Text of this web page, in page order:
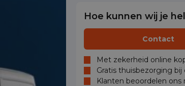
Hoe kunnen wij je
Contact
Met zekerheid online
Gratis thuisbezorging bij
Klanten beoordelen